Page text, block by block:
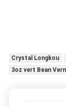
Crystal Longkou
3oz vert Bean